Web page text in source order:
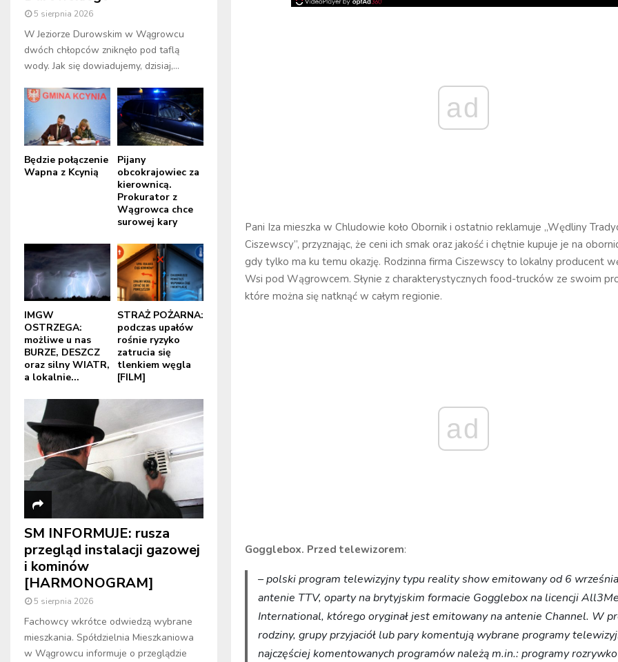
ad
Pani Iza mieszka w Chludowie koło Obornik i ostatnio reklamuje „Wędliny
Ciszewscy”, przyznając, że ceni ich smak oraz jakość i chętnie kupuje je na
gdy tylko ma ku temu okazję. Rodzinna firma Ciszewscy to lokalny producent
Wsi pod Wągrowcem. Słynie z charakterystycznych food-trucków ze swoim
które można się natknąć w całym regionie.
ad
Gogglebox. Przed telewizorem:
– polski program telewizyjny typu reality show emitowany od 6
antenie TTV, oparty na brytyjskim formacie Gogglebox na licencji
International, którego oryginał jest emitowany na antenie Channel. W
rodziny, grupy przyjaciół lub pary komentują wybrane programy
najczęściej komentowanych programów należą m.in.: programy
5 sierpnia 2026
W Jeziorze Durowskim w Wągrowcu
dwóch chłopców zniknęło pod taflą
wody. Jak się dowiadujemy, dzisiaj,...
Będzie połączenie
Wapna z Kcynią
Pijany
obcokrajowiec za
kierownicą.
Prokurator z
Wągrowca chce
surowej kary
IMGW
OSTRZEGA:
możliwe u nas
BURZE, DESZCZ
oraz silny WIATR,
a lokalnie...
STRAŻ POŻARNA:
podczas upałów
rośnie ryzyko
zatrucia się
tlenkiem węgla
[FILM]
SM INFORMUJE: rusza
przegląd instalacji gazowej
i kominów
[HARMONOGRAM]
5 sierpnia 2026
Fachowcy wkrótce odwiedzą wybrane
mieszkania. Spółdzielnia Mieszkaniowa
w Wągrowcu informuje o przeglądzie